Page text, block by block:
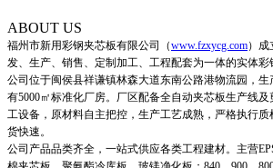
ABOUT US
福州市新用彩钢夹芯板有限公司 （www.fzxycg.com） 成
发、生产、销售、定制加工、工程配套为一体的实体彩
公司位于闽侯县祥谦镇林森大道东南公路港物流园，
有5000㎡标准化厂房。厂区配备全自动夹芯板生产线
工设备，原材料自主把控，生产工艺成熟，严格执行
货快速。
公司产品品类齐全，一站式供应各类工程建材。主营